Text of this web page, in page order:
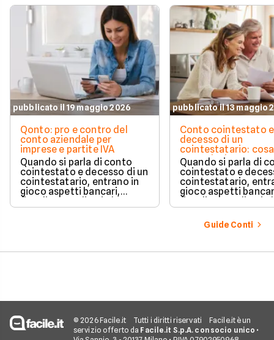
pubblicato il 19 maggio 2026
Qonto: pro e contro del
conto aziendale per
imprese e partite IVA
Quando si parla di conto
cointestato e decesso di un
cointestatario, entrano in
gioco aspetti bancari,
spesso generano
pubblicato il 13 maggio
Conto cointestato e
decesso di un
cointestatario: cosa
succede davvero
blocchi, quote e
successione
Quando si parla di
cointestato e
cointestatario,
gioco aspetti
spesso generano
confusione.
Guide Conti
© 2026 Facile.it Tutti i diritti riservati
Facile.it è un
servizio offerto da Facile.it S.p.A. con socio unico •